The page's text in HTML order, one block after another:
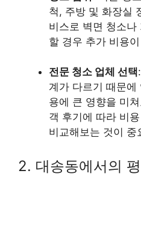
척, 주방 및 화장실
비스로 벽면 청소나
할 경우 추가 비용
전문 청소 업체 선택
계가 다르기 때문에
용에 큰 영향을 미
객 후기에 따라 비
비교해보는 것이 중
2. 대송동에서의